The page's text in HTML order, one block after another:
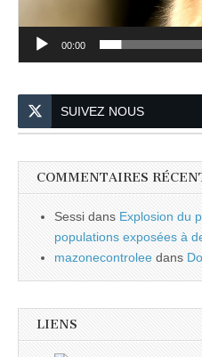
00:00
SUIVEZ NOUS
COMMENTAIRES
Sessi dans Explosion du
populations exposées à
mazonecontrolee dans
LIENS